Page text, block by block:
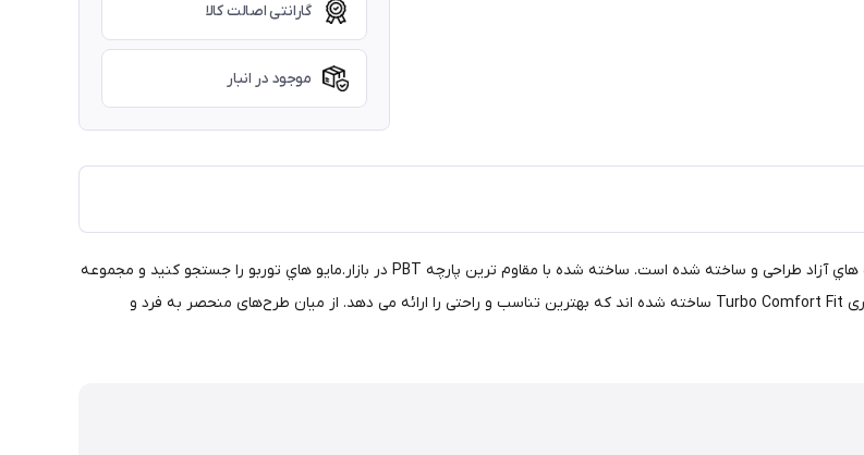
گارانتی اصالت کالا
موجود در انبار
مايو شنا توربو برای تضمین حداکثر راحتی و دوام، چه در استخر با آب کلردار یا در آب هاي آزاد طراحی و ساخته شده است. ساخته شده با مقاوم ترین پارچه PBT در بازار.مايو هاي توربو را جستجو کنید و مجموعه
گسترده مايو توربو از چاپ های رنگی و ساده را کشف کنید، همه مایو توربو ها با فناوری Turbo Comfort Fit ساخته شده اند که بهترین تناسب و راحتی را ارائه می دهد. از میان طرح‌های منحصر به فرد و